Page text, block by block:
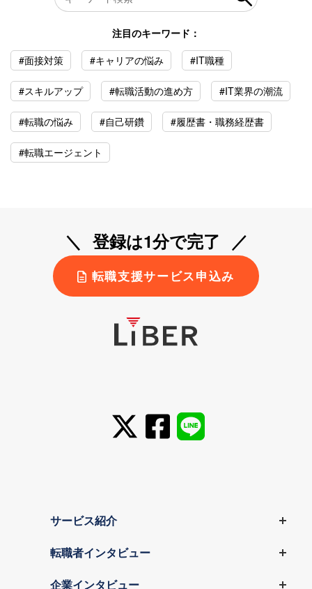
注目のキーワード：
#面接対策
#キャリアの悩み #IT職種
#スキルアップ #転職活動の進め方 #IT業界の潮流
#転職の悩み #自己研鑽 #履歴書・職務経歴書
#転職エージェント
登録は1分で完了
転職支援サービス申込み
サービス紹介
転職者インタビュー
企業インタビュー